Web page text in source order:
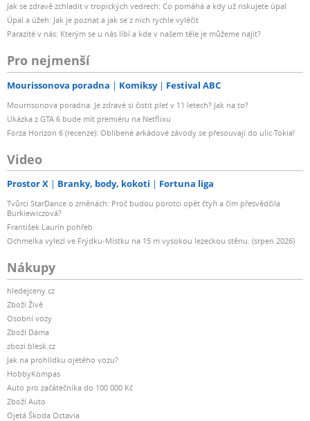
Jak se zdravě zchladit v tropických vedrech: Co pomáhá a kdy už riskujete úpal
Úpal a úžeh: Jak je poznat a jak se z nich rychle vyléčit
Parazité v nás: Kterým se u nás líbí a kde v našem těle je můžeme najít?
Pro nejmenší
Mourissonova poradna Komiksy Festival ABC
Mourrisonova poradna: Je zdravé si čistit pleť v 11 letech? Jak na to?
Ukázka z GTA 6 bude mít premiéru na Netflixu
Forza Horizon 6 (recenze): Oblíbené arkádové závody se přesouvají do ulic Tokia!
Video
Prostor X Branky, body, kokoti Fortuna liga
Tvůrci StarDance o změnách: Proč budou porotci opět čtyři a čím přesvědčila
Burkiewiczová?
František Laurin pohřeb
Ochmelka vylezl ve Frýdku-Místku na 15 m vysokou lezeckou stěnu. (srpen 2026)
Nákupy
hledejceny.cz
Zboží Živě
Osobní vozy
Zboží Dáma
zbozi.blesk.cz
Jak na prohlídku ojetého vozu?
HobbyKompas
Auto pro začátečníka do 100 000 Kč
Zboží Auto
Ojetá Škoda Octavia